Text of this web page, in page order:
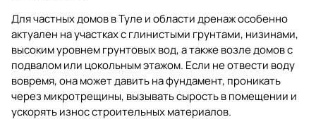
Для частных домов в Туле и области дренаж особенно
актуален на участках с глинистыми грунтами, низинами,
высоким уровнем грунтовых вод, а также возле домов с
подвалом или цокольным этажом. Если не отвести воду
вовремя, она может давить на фундамент, проникать
через микротрещины, вызывать сырость в помещении и
ускорять износ строительных материалов.